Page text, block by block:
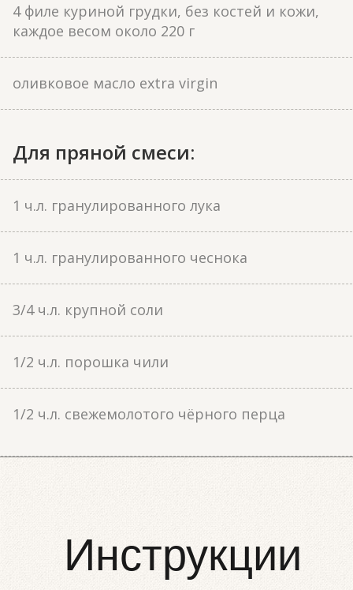
4 филе куриной грудки, без костей и кожи,
каждое весом около 220 г
оливковое масло extra virgin
Для пряной смеси:
1 ч.л. гранулированного лука
1 ч.л. гранулированного чеснока
3/4 ч.л. крупной соли
1/2 ч.л. порошка чили
1/2 ч.л. свежемолотого чёрного перца
Инструкции